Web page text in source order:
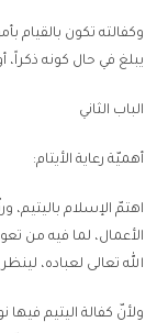
وكفالته تكون بالقيام
يبلغ في حال كونه ذكراً،
الباب الثاني
أهميّة رعاية الأيتام:
اهتمّ الإسلام
الأعمال، لما فيه من
الله تعالى لعباده،
ولأنّ كفالة اليتيم